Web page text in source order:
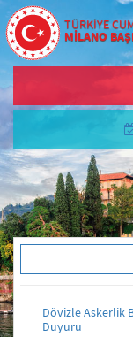
TÜRKİYE
MİLANO
Dövizle Askerlik
Duyuru